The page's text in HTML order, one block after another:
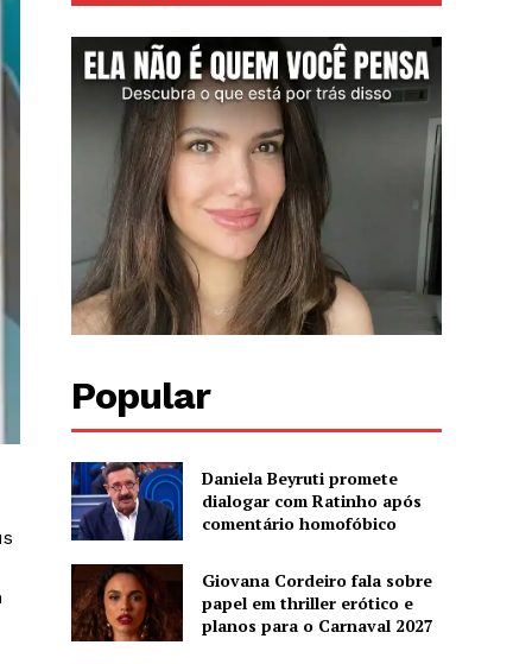
Popular
Daniela Beyruti promete
dialogar com Ratinho após
comentário homofóbico
Giovana Cordeiro fala sobre
papel em thriller erótico e
planos para o Carnaval 2027